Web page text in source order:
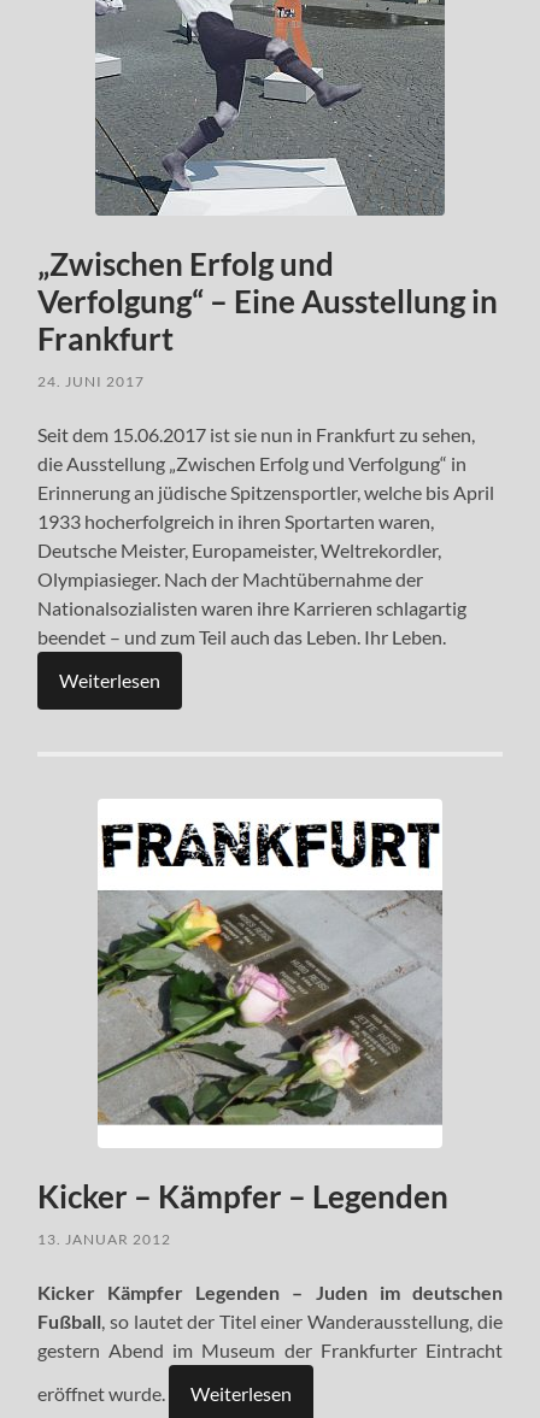
„Zwischen Erfolg und
Verfolgung“ – Eine Ausstellung in
Frankfurt
24. JUNI 2017
Seit dem 15.06.2017 ist sie nun in Frankfurt zu sehen,
die Ausstellung „Zwischen Erfolg und Verfolgung“ in
Erinnerung an jüdische Spitzensportler, welche bis April
1933 hocherfolgreich in ihren Sportarten waren,
Deutsche Meister, Europameister, Weltrekordler,
Olympiasieger. Nach der Machtübernahme der
Nationalsozialisten waren ihre Karrieren schlagartig
beendet – und zum Teil auch das Leben. Ihr Leben.
Weiterlesen
Kicker – Kämpfer – Legenden
13. JANUAR 2012
Kicker Kämpfer Legenden – Juden im deutschen
Fußball, so lautet der Titel einer Wanderausstellung, die
gestern Abend im Museum der Frankfurter Eintracht
eröffnet wurde.
Weiterlesen